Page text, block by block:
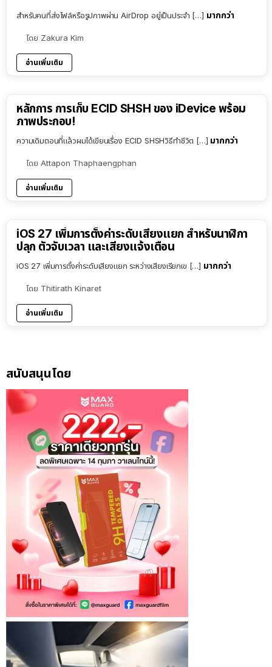
สำหรับคนที่ส่งไฟล์หรือรูปภาพผ่าน AirDrop อยู่เป็นประจำ […] มากกว่า
โดย Zakura Kim
อ่านเพิ่มเติม
หลักการ การเก็บ ECID SHSH ของ iDevice พร้อม
ภาพประกอบ!
ความเดิมตอนที่แล้วผมได้เขียนเรื่อง ECID SHSHวิธีทำชีวิต […] มากกว่า
โดย Attapon Thaphaengphan
อ่านเพิ่มเติม
iOS 27 เพิ่มการตั้งค่าระดับเสียงแยก สำหรับนาฬิกา
ปลุก ตัวจับเวลา และเสียงแจ้งเตือน
iOS 27 เพิ่มการตั้งค่าระดับเสียงแยก ระหว่างเสียงเรียกเข […] มากกว่า
โดย Thitirath Kinaret
อ่านเพิ่มเติม
สนับสนุนโดย